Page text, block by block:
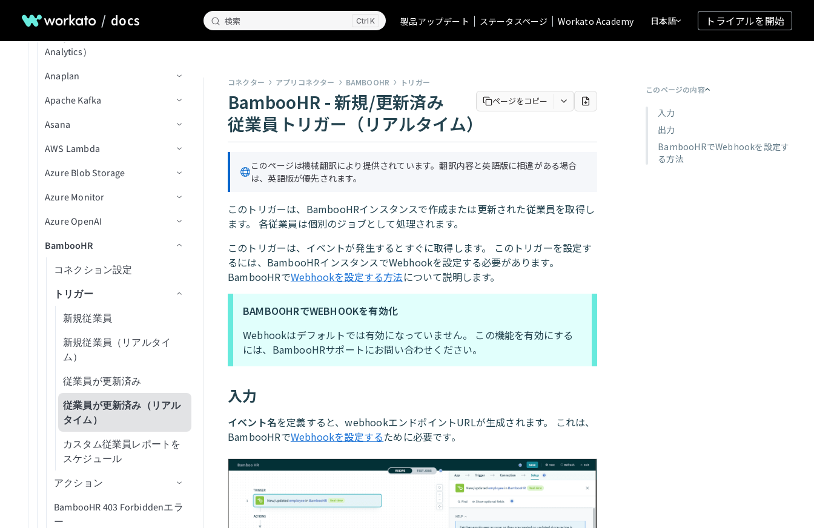
/ docs 検索 K 製品アップデート ステータスページ Workato Academy 日本語 トライアルを開始
Marketo Program Ops
Microsoft PowerPoint
Microsoft Teams Conversations
Microsoft Word
Miro
Namely End User
Namely Workforce Intelligence
Notion Databases
Notionページ
Oktaエンドユーザー
OneDrive
Outlook Calendar
Outlook Contacts
Outlook Email
QuickBooks Online AP and
Expenses
QuickBooks Online Billing and AR
Salesforce Sales Explorer
Shopify Orders and Fulfillment
Slack
Greenhouseを設定
HiBobを設定
HubSpotを設定
Intercomを設定
Jiraを設定
Marketoを設定
NetSuite2を設定
Oracleを設定
Oracle Fusion Cloudを設定
Outreachを設定
Salesforceを設定
SAP Data Agentを設定
SAP Table Reader
SAP BW OHDの設定
ServiceNowを設定
Shopifyを設定
SQL Serverを設定（宛先）
SQL Serverを設定（ソース）
Stripeを設定
Workdayを設定
Workday RaaSを設定
Zendeskを設定
を有効化
リクエストテーブル設定を
URLパラメータでフォームに
事前入力
カスタムフィールド検証
レシピデータソースを使用す
るドロップダウン
レシピデータソースを使用す
るテーブル
ドロップダウン値の変更
テーブル行の選択
Webページを開く
タスクを完了
変数を削除
新しいコンポーネントイベ
ント
ト(ドロップダウン)
新しいコンポーネントイベ
ント（テーブルウィジェッ
アクション
ワークフローステージを変
て
ワークフロータスクをプロ
グラムで完了
リクエストを削除
アクティビティ履歴を取得
（batch）
ユーザーを招待
データをコンポーネントに
返す
ユーザーを削除
リクエストを検索（バッ
チ）
リクエストを共有
リクエストを更新
エントリを追加
エントリを削除
化
ユーザーを組織単位に移動
グループからユーザーを削
定
エントリを更新
テキストを解析
テキストを翻訳
新規または更新済みレコー
ド
レコードの作成
レコードを取得
新規CSVファイル
新規ファイルスライス
アクション
（非ストリーミング）
ファイルをアップロード
アクション
オブジェクトの削除
オブジェクトの更新
コネクション設定
新規メッセージ
アクション
Amazon SQS
トリガー
アクション
チ）
メッセージを受信
メッセージを削除
ーティング
Analytics）
Anaplan
コネクション設定
アクション
ダンプファイルをダウンロ
を実行
データインポートバッチを
実行
削除バッチを実行
プロセスバッチを実行
ファイルのアップロード
Apache Kafka
コネクション設定
トリガー
新規メッセージ
新規メッセージ（バッチ）
アクション
メッセージを公開
メッセージを公開（バッ
Asana
コネクション設定
トリガー
新規イベント
新規/更新済みタスク
アクション
セクションにタスクを追加
サブタスクを作成
タグを作成
タスクを作成
IDで人物詳細を取得
IDでプロジェクト詳細を取
得
プロジェクトセクションを
取得（batch）
IDでタスク詳細を取得
タグ付きのすべてのタスク
を一覧表示（batch）
ユーザーを一覧表示(バッ
AWS Lambda
コネクション設定
出力スキーマ定義
JSON出力定義
プリミティブ出力
Azure Blob Storage
コネクション設定
トリガー
新規Blob(リアルタイム)
New event（リアルタイム）
アクション
コンテナーを作成
Blobコンテンツをダウンロ
Blobプロパティを取得
コンテナプロパティを取得
Blobを検索
コンテナーを検索
blobメタデータを更新
blobをアップロード
Azure Monitor
コネクション設定
アクション
カスタムログを挿入
カスタムログを送信
Azure OpenAI
コネクション設定
アクション
テキストプロンプトを完了
画像を生成
テキスト埋め込みを生成
信
BambooHR
コネクション設定
トリガー
新規従業員
新規従業員（リアルタイ
ム）
従業員が更新済み
従業員が更新済み（リアル
タイム）
カスタム従業員レポートを
スケジュール
アクション
従業員を作成
BambooHR 403 Forbiddenエラ
ー
コネクター アプリコネクター BAMBOOHR トリガー
BambooHR - 新規/更新済み
従業員トリガー（リアルタイム）
このページは機械翻訳により提供されています。翻訳内容と英語版に相違がある場合
は、英語版が優先されます。
ページをコピー
このトリガーは、BambooHRインスタンスで作成または更新された従業員を取得し
ます。 各従業員は個別のジョブとして処理されます。
このトリガーは、イベントが発生するとすぐに取得します。 このトリガーを設定す
るには、BambooHRインスタンスでWebhookを設定する必要があります。
BambooHRでWebhookを設定する方法について説明します。
BAMBOOHRでWEBHOOKを有効化
Webhookはデフォルトでは有効になっていません。 この機能を有効にする
には、BambooHRサポートにお問い合わせください。
入力
イベント名を定義すると、webhookエンドポイントURLが生成されます。 これは、
BambooHRでWebhookを設定するために必要です。
このページの内容
入力
出力
BambooHRでWebhookを設定す
る方法